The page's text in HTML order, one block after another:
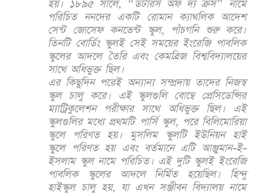
হয়। ১৮৯৫ সালে, “ডটারস অফ দ্য ক্রস” নামে
পরিচিত ননদের একটি রোমান ক্যাথলিক আদেশ
সেন্ট জোসেফ কনভেন্ট স্কুল, পাঁচগনি শুরু করে।
তিনটি বোর্ডিং স্কুলই সেই সময়ের ইংরেজি পাবলিক
স্কুলের আদলে তৈরি এবং কেমব্রিজ বিশ্ববিদ্যালয়ের
সাথে অধিভুক্ত ছিল।
এর কিছুদিন পরেই অন্যান্য সম্প্রদায় তাদের নিজস্ব
স্কুল চালু করে। এই স্কুলগুলি বোম্বে প্রেসিডেন্সির
ম্যাট্রিকুলেশন পরীক্ষার সাথে অধিভুক্ত ছিল। এই
স্কুলগুলির মধ্যে প্রথমটি পার্সি স্কুল, পরে বিলিমোরিয়া
স্কুলে পরিণত হয়। মুসলিম স্কুলটি ইউনিয়ন হাই
স্কুলে পরিণত হয় এবং বর্তমানে এটি আঞ্জুমান-ই-
ইসলাম স্কুল নামে পরিচিত। এই দুটি স্কুলই ইংরেজি
পাবলিক স্কুলের আদলে নির্মিত হয়েছিল। হিন্দু
হাইস্কুল চালু হয়, যা এখন সঞ্জীবন বিদ্যালয় নামে